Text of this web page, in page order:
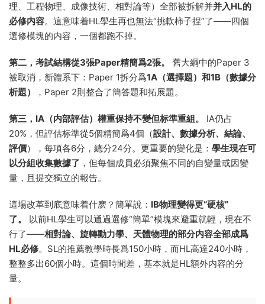
理、工程物理、成像技術、相對論等）全部被拆解并并入HL的
必修内容。這意味着HL學生再也無法“挑軟柿子捏”了——四個
選修模塊的内容，一個都跑不掉。
第二，考試結構從3張Paper精簡爲2張。
舊大綱中的Paper 3
被取消，新體系下：Paper 1拆分爲1A（選擇題）和1B（數據分
析題）
，Paper 2則整合了簡答題和拓展題。
第三，IA（内部評估）權重保持不變但标準重組。
IA仍占
20%，但評估标準從5個精簡爲4個（設計、數據分析、結論、
評價），每項各6分，總分24分。更重要的變化是： 學生現在可
以分組收集數據了 ，但每個成員必須聚焦不同的自變量或因變
量，且提交獨立的報告。
這場改革到底意味着什麽？簡單說： IB物理變得更“硬核”
了。
以前HL學生可以通過選修“簡單”模塊來避重就輕，現在不
行了——相對論、旋轉動力學、天體物理的部分内容全部成爲
HL必修。SL的推薦教學時長爲150小時，而HL高達240小時，
整整多出60個小時。這個時間差，基本就是HL額外内容的分
量。